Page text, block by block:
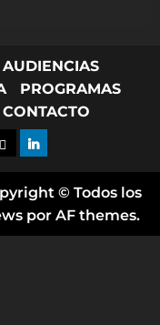
AUDIENCIAS
PROGRAMAS
CONTACTO
FLICKRLINKED IN
© Todos los
por AF themes.